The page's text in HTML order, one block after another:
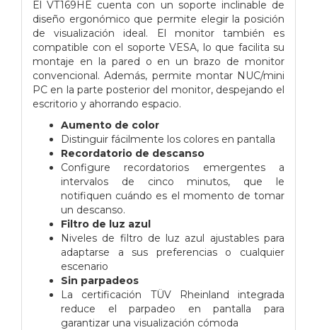
El VT169HE cuenta con un soporte inclinable de
diseño ergonómico que permite elegir la posición
de visualización ideal. El monitor también es
compatible con el soporte VESA, lo que facilita su
montaje en la pared o en un brazo de monitor
convencional. Además, permite montar NUC/mini
PC en la parte posterior del monitor, despejando el
escritorio y ahorrando espacio.
Aumento de color
Distinguir fácilmente los colores en pantalla
Recordatorio de descanso
Configure recordatorios emergentes a
intervalos de cinco minutos, que le
notifiquen cuándo es el momento de tomar
un descanso.
Filtro de luz azul
Niveles de filtro de luz azul ajustables para
adaptarse a sus preferencias o cualquier
escenario
Sin parpadeos
La certificación TÜV Rheinland integrada
reduce el parpadeo en pantalla para
garantizar una visualización cómoda